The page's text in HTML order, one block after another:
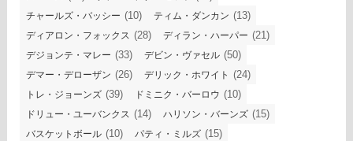
チャールズ・バッシー (10) ティム・ダンカン (13)
ディアロン・フォックス (28) ディラン・ハーパー (21)
デジョンテ・マレー (33) デビン・ヴァセル (50)
デマー・デローザン (26) デリック・ホワイト (24)
トレ・ジョーンズ (39) ドミニク・バーロウ (10)
ドリュー・ユーバンクス (14) ハリソン・バーンズ (15)
バスケットボール (10) パティ・ミルズ (15)